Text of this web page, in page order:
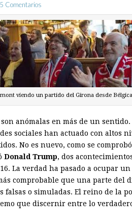
Comentarios
viendo un partido del Girona desde
anómalas en más de un sentido.
sociales han actuado con altos
No es nuevo, como se
Donald Trump, dos
La verdad ha pasado a ocupar un
compro­bable que una parte del
falsas o simuladas. El reino de la
que discernir entre lo